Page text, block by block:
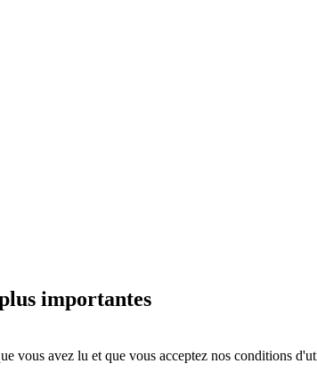
importantes
vous avez lu et que vous acceptez nos conditions